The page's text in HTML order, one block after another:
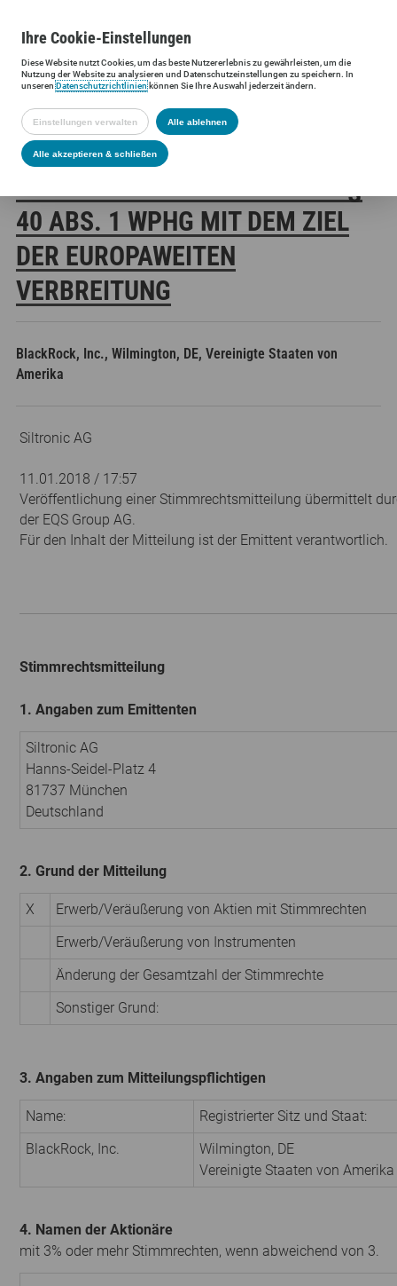
Siltronic AG Investoren Finanzmeldungen
SILTRONIC AG:
0 ABS. 1 WPHG MIT DEM ZIEL D
ER EUROPAWEITEN V
ERBREITUNG
BlackRock, Inc., Wilmington, DE, Vereinigte Staaten von
Amerika
Siltronic AG
11.01.2018 / 17:57
Veröffentlichung einer Stimmrechtsmitteilung übermittelt
der EQS Group AG.
Für den Inhalt der Mitteilung ist der Emittent verantwortlich.
Stimmrechtsmitteilung
1. Angaben zum Emittenten
Siltronic AG
Hanns-Seidel-Platz 4
81737 München
Deutschland
2. Grund der Mitteilung
X
Erwerb/Veräußerung von Aktien mit Stimmrechten
Erwerb/Veräußerung von Instrumenten
Änderung der Gesamtzahl der Stimmrechte
Sonstiger Grund:
3. Angaben zum Mitteilungspflichtigen
Name:
Registrierter Sitz und Staat:
BlackRock, Inc.
Wilmington, DE
Vereinigte Staaten von Amerika
4. Namen der Aktionäre
mit 3% oder mehr Stimmrechten, wenn abweichend von 3.
IhreCookie-Einstellungen
DieseWebsitenutzt Cookies, um das beste Nutzererlebnis zu gewährleisten, um die
Nutzung derWebsitezu analysieren und Datenschutzeinstellungen zu speichern. In
unserenDatenschutzrichtlinienkönnen Sie Ihre Auswahl jederzeit ändern.
Einstellungen verwalten Alle ablehnen
Alle akzeptieren & schließen